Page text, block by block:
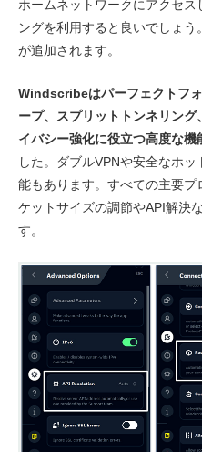
ホームネットワークにアクセス
ングを利用すると良いでしょ
が追加されます。
Windscribeはパーフェクトフ
ープ、スプリットトンネリン
イバシー強化に役立つ高度な機
した。ダブルVPNや安全なホ
能もあります。すべての主要
ケットサイズの調節やAPI解決
す。